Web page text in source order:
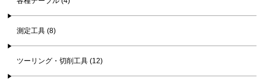
測定工具 (8)
ツーリング・切削工具 (12)